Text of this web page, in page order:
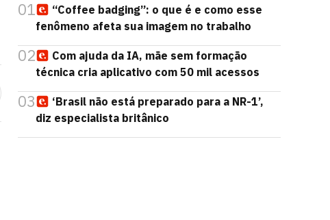
01
“Coffee badging”: o que é e como esse
fenômeno afeta sua imagem no trabalho
02
Com ajuda da IA, mãe sem formação
técnica cria aplicativo com 50 mil acessos
03
‘Brasil não está preparado para a NR-1’,
diz especialista britânico